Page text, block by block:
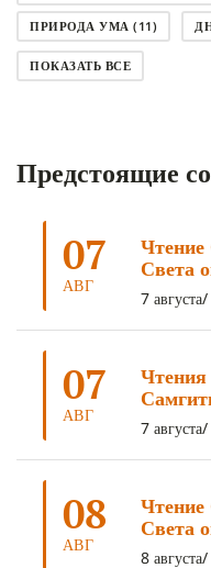
ПРИРОДА УМА (11)
СОВЕТ(10)
АНАЛИТИЧЕСКАЯ
ТРИ ОСНОВЫ ПУТИ(5)
ОЧИСТИТЕЛЬНЫЕ
УМ И ЕГО ПОТЕНЦИАЛ
ОТРЕЧЕНИЕ
ПОДНОШЕНИЯ (4)
ГАНДЕН ЛХАГЬЯМА(3)
ШАМАТХА(3)
ТРЕНИРОВКА УМА
ПРЕДВАРИТЕЛЬНЫЕ
ПОКАЗАТЬ ВСЕ
Предстоящие
07
АВГ
Чтение
Света
7
07
АВГ
7
08
АВГ
Чтение
Света
8